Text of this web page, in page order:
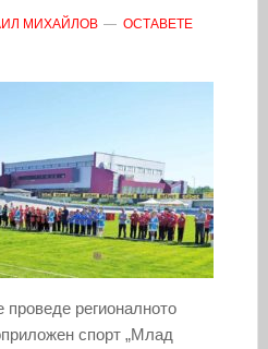
МИХАЙЛОВ
ОСТАВЕТЕ
регионалното
спорт „Млад